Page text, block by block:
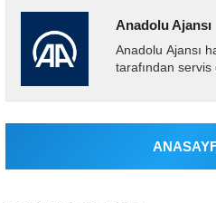
Anadolu Ajansı
Anadolu Ajansı
tarafından servis